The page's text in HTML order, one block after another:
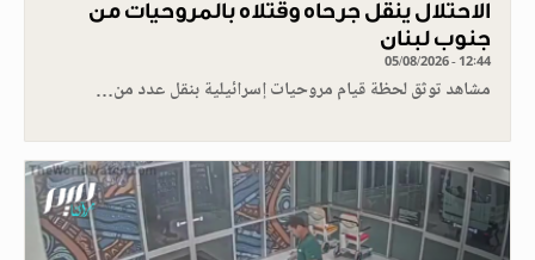
الاحتلال ينقل جرحاه وقتلاه بالمروحيات من
جنوب لبنان
05/08/2026 - 12:44
مشاهد توثق لحظة قيام مروحيات إسرائيلية بنقل عدد من…